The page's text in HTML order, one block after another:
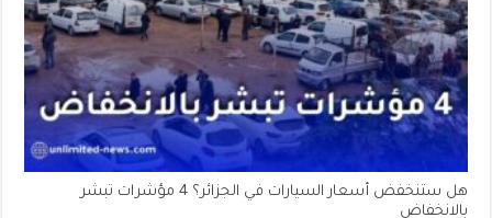
هل ستنخفض أسعار السيارات في الجزائر؟ 4 مؤشرات تبشر
بالانخفاض